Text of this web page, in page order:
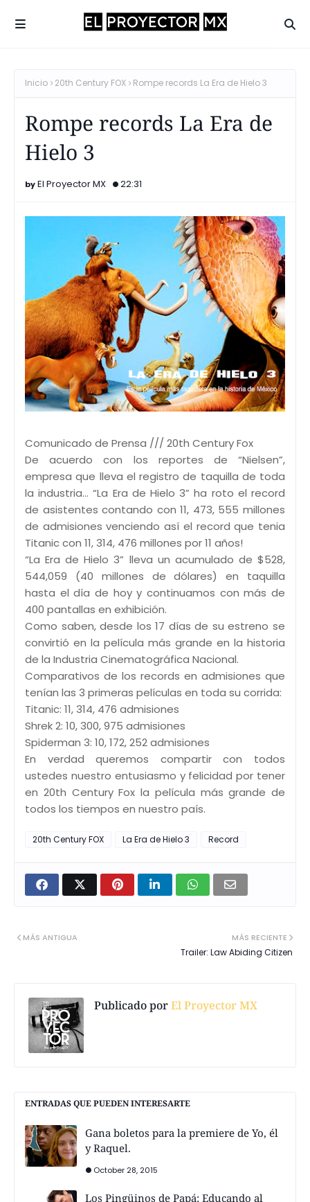
Inicio 20th Century FOX Rompe records La Era de Hielo 3
Rompe records La Era de
Hielo 3
El Proyector MX 22:31
Comunicado de Prensa /// 20th Century Fox
De acuerdo con los reportes de “Nielsen”,
empresa que lleva el registro de taquilla de toda
la industria… “La Era de Hielo 3” ha roto el record
de asistentes contando con 11, 473, 555 millones
de admisiones venciendo así el record que tenia
Titanic con 11, 314, 476 millones por 11 años!
“La Era de Hielo 3” lleva un acumulado de $528,
544,059 (40 millones de dólares) en taquilla
hasta el día de hoy y continuamos con más de
400 pantallas en exhibición.
Como saben, desde los 17 días de su estreno se
convirtió en la película más grande en la historia
de la Industria Cinematográfica Nacional.
Comparativos de los records en admisiones que
tenían las 3 primeras películas en toda su corrida:
Titanic: 11, 314, 476 admisiones
Shrek 2: 10, 300, 975 admisiones
Spiderman 3: 10, 172, 252 admisiones
En verdad queremos compartir con todos
ustedes nuestro entusiasmo y felicidad por tener
en 20th Century Fox la película más grande de
todos los tiempos en nuestro país.
20th Century FOX La Era de Hielo 3 Record
MÁS RECIENTE
Trailer: Law Abiding Citizen
MÁS ANTIGUA
Publicado porEl Proyector MX
ENTRADAS QUE PUEDEN INTERESARTE
Gana boletos para la premiere de Yo, él
y Raquel.
October 28, 2015
Los Pingüinos de Papá: Educando al